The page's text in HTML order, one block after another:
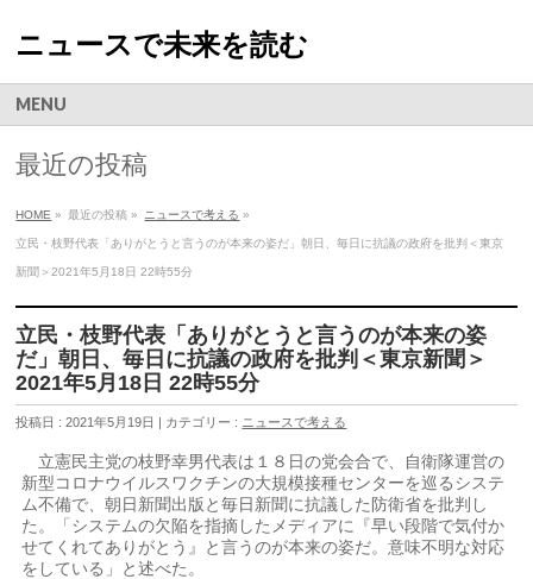
ニュースで未来を読む
MENU
最近の投稿
HOME » 最近の投稿 » ニュースで考える »
立民・枝野代表「ありがとうと言うのが本来の姿だ」朝日、毎日に抗議の政府を批判＜東京
新聞＞2021年5月18日 22時55分
立民・枝野代表「ありがとうと言うのが本来の姿
だ」朝日、毎日に抗議の政府を批判＜東京新聞＞
2021年5月18日 22時55分
投稿日 : 2021年5月19日 | カテゴリー : ニュースで考える
立憲民主党の枝野幸男代表は１８日の党会合で、自衛隊運営の
新型コロナウイルスワクチンの大規模接種センターを巡るシステ
ム不備で、朝日新聞出版と毎日新聞に抗議した防衛省を批判し
た。「システムの欠陥を指摘したメディアに『早い段階で気付か
せてくれてありがとう』と言うのが本来の姿だ。意味不明な対応
をしている」と述べた。